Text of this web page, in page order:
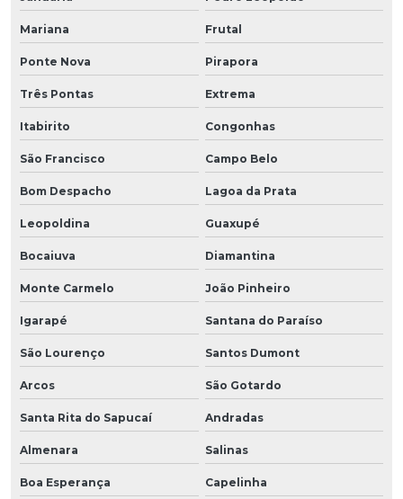
Mariana Frutal
Ponte Nova Pirapora
Três Pontas Extrema
Itabirito Congonhas
São Francisco Campo Belo
Bom Despacho Lagoa da Prata
Leopoldina Guaxupé
Bocaiuva Diamantina
Monte Carmelo João Pinheiro
Igarapé Santana do Paraíso
São Lourenço Santos Dumont
Arcos São Gotardo
Santa Rita do Sapucaí Andradas
Almenara Salinas
Boa Esperança Capelinha